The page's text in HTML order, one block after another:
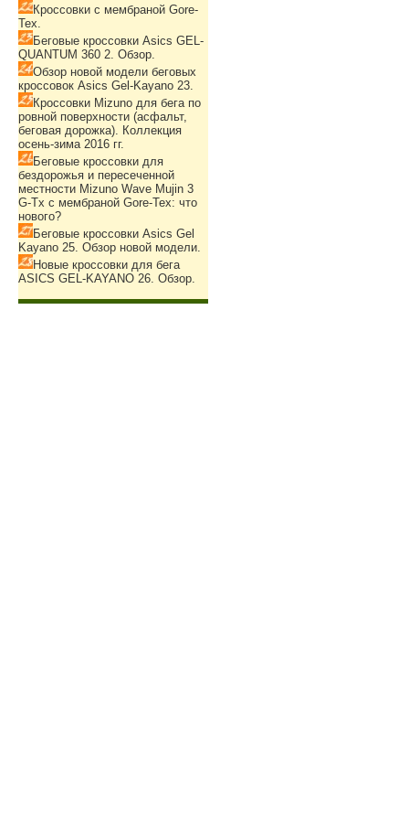
Кроссовки с мембраной Gore-
Tex.
Беговые кроссовки Asics GEL-
QUANTUM 360 2. Обзор.
Обзор новой модели беговых
кроссовок Asics Gel-Kayano 23.
Кроссовки Mizuno для бега по
ровной поверхности (асфальт,
беговая дорожка). Коллекция
осень-зима 2016 гг.
Беговые кроссовки для
бездорожья и пересеченной
местности Mizuno Wave Mujin 3
G-Tx с мембраной Gore-Tex: что
нового?
Беговые кроссовки Asics Gel
Kayano 25. Обзор новой модели.
Новые кроссовки для бега
ASICS GEL-KAYANO 26. Обзор.